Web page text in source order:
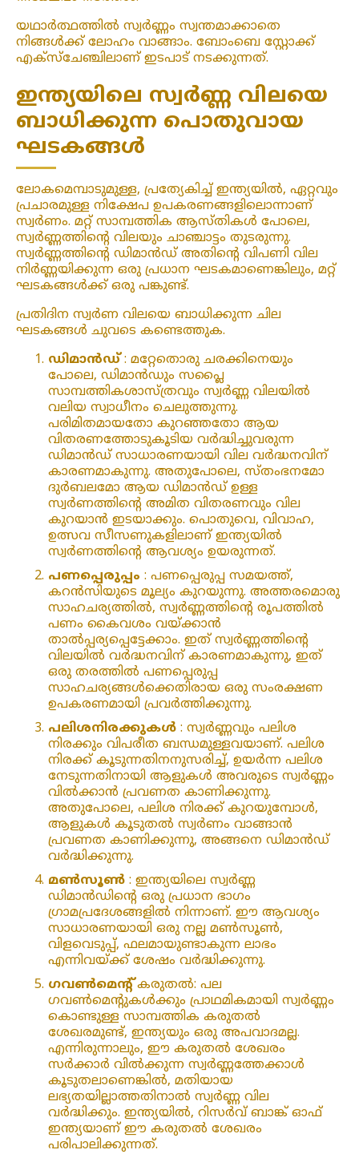
യഥാർത്ഥത്തിൽ സ്വർണ്ണം സ്വന്തമാക്കാതെ
നിങ്ങൾക്ക് ലോഹം വാങ്ങാം. ബോംബെ സ്റ്റോക്ക്
എക്‌സ്‌ചേഞ്ചിലാണ് ഇടപാട് നടക്കുന്നത്.
ഇന്ത്യയിലെ സ്വർണ്ണ വിലയെ
ബാധിക്കുന്ന പൊതുവായ
ഘടകങ്ങൾ
ലോകമെമ്പാടുമുള്ള, പ്രത്യേകിച്ച് ഇന്ത്യയിൽ, ഏറ്റവും
പ്രചാരമുള്ള നിക്ഷേപ ഉപകരണങ്ങളിലൊന്നാണ്
സ്വർണം. മറ്റ് സാമ്പത്തിക ആസ്തികൾ പോലെ,
സ്വർണ്ണത്തിന്റെ വിലയും ചാഞ്ചാട്ടം തുടരുന്നു.
സ്വർണ്ണത്തിന്റെ ഡിമാൻഡ് അതിന്റെ വിപണി വില
നിർണ്ണയിക്കുന്ന ഒരു പ്രധാന ഘടകമാണെങ്കിലും, മറ്റ്
ഘടകങ്ങൾക്ക് ഒരു പങ്കുണ്ട്.
പ്രതിദിന സ്വർണ വിലയെ ബാധിക്കുന്ന ചില
ഘടകങ്ങൾ ചുവടെ കണ്ടെത്തുക.
ഡിമാൻഡ്: മറ്റേതൊരു ചരക്കിനെയും
പോലെ, ഡിമാൻഡും സപ്ലൈ
സാമ്പത്തികശാസ്ത്രവും സ്വർണ്ണ വിലയിൽ
വലിയ സ്വാധീനം ചെലുത്തുന്നു.
പരിമിതമായതോ കുറഞ്ഞതോ ആയ
വിതരണത്തോടുകൂടിയ വർദ്ധിച്ചുവരുന്ന
ഡിമാൻഡ് സാധാരണയായി വില വർദ്ധനവിന്
കാരണമാകുന്നു. അതുപോലെ, സ്‌തംഭനമോ
ദുർബലമോ ആയ ഡിമാൻഡ് ഉള്ള
സ്വർണത്തിന്റെ അമിത വിതരണവും വില
കുറയാൻ ഇടയാക്കും. പൊതുവെ, വിവാഹ,
ഉത്സവ സീസണുകളിലാണ് ഇന്ത്യയിൽ
സ്വർണത്തിന്റെ ആവശ്യം ഉയരുന്നത്.
പണപ്പെരുപ്പം : പണപ്പെരുപ്പ സമയത്ത്,
കറൻസിയുടെ മൂല്യം കുറയുന്നു. അത്തരമൊരു
സാഹചര്യത്തിൽ, സ്വർണ്ണത്തിന്റെ രൂപത്തിൽ
പണം കൈവശം വയ്ക്കാൻ
താൽപ്പര്യപ്പെട്ടേക്കാം. ഇത് സ്വർണ്ണത്തിന്റെ
വിലയിൽ വർദ്ധനവിന് കാരണമാകുന്നു, ഇത്
ഒരു തരത്തിൽ പണപ്പെരുപ്പ
സാഹചര്യങ്ങൾക്കെതിരായ ഒരു സംരക്ഷണ
ഉപകരണമായി പ്രവർത്തിക്കുന്നു.
പലിശനിരക്കുകൾ : സ്വർണ്ണവും പലിശ
നിരക്കും വിപരീത ബന്ധമുള്ളവയാണ്. പലിശ
നിരക്ക് കൂടുന്നതിനനുസരിച്ച്, ഉയർന്ന പലിശ
നേടുന്നതിനായി ആളുകൾ അവരുടെ സ്വർണ്ണം
വിൽക്കാൻ പ്രവണത കാണിക്കുന്നു.
അതുപോലെ, പലിശ നിരക്ക് കുറയുമ്പോൾ,
ആളുകൾ കൂടുതൽ സ്വർണം വാങ്ങാൻ
പ്രവണത കാണിക്കുന്നു, അങ്ങനെ ഡിമാൻഡ്
വർദ്ധിക്കുന്നു.
മൺസൂൺ : ഇന്ത്യയിലെ സ്വർണ്ണ
ഡിമാൻഡിന്റെ ഒരു പ്രധാന ഭാഗം
ഗ്രാമപ്രദേശങ്ങളിൽ നിന്നാണ്. ഈ ആവശ്യം
സാധാരണയായി ഒരു നല്ല മൺസൂൺ,
വിളവെടുപ്പ്, ഫലമായുണ്ടാകുന്ന ലാഭം
എന്നിവയ്ക്ക് ശേഷം വർദ്ധിക്കുന്നു.
ഗവൺമെന്റ്കരുതൽ: പല
ഗവൺമെന്റുകൾക്കും പ്രാഥമികമായി സ്വർണ്ണം
കൊണ്ടുള്ള സാമ്പത്തിക കരുതൽ
ശേഖരമുണ്ട്, ഇന്ത്യയും ഒരു അപവാദമല്ല.
എന്നിരുന്നാലും, ഈ കരുതൽ ശേഖരം
സർക്കാർ വിൽക്കുന്ന സ്വർണ്ണത്തേക്കാൾ
കൂടുതലാണെങ്കിൽ, മതിയായ
ലഭ്യതയില്ലാത്തതിനാൽ സ്വർണ്ണ വില
വർദ്ധിക്കും. ഇന്ത്യയിൽ, റിസർവ് ബാങ്ക് ഓഫ്
ഇന്ത്യയാണ് ഈ കരുതൽ ശേഖരം
പരിപാലിക്കുന്നത്.